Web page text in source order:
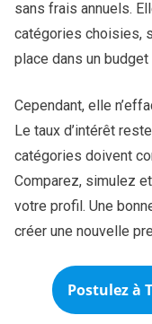
sans frais annuels.
catégories choisies,
place dans un budget
Cependant, elle
Le taux d’intérêt
catégories doivent
Comparez, simulez
votre profil. Une
créer une nouvelle
Postulez à